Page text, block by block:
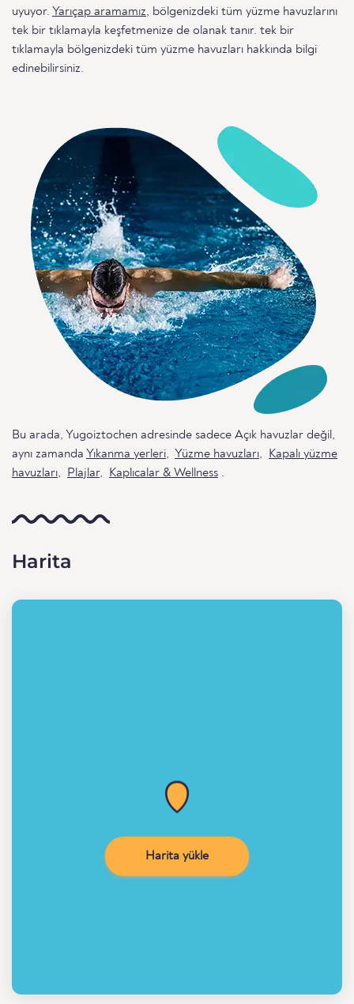
uyuyor. Yarıçap aramamız, bölgenizdeki tüm yüzme havuzlarını
tek bir tıklamayla keşfetmenize de olanak tanır. tek bir
tıklamayla bölgenizdeki tüm yüzme havuzları hakkında bilgi
edinebilirsiniz.
Bu arada, Yugoiztochen adresinde sadece Açık havuzlar değil,
aynı zamanda Yıkanma yerleri, Yüzme havuzları,
Kapalı yüzme
havuzları, Plajlar, Kaplıcalar & Wellness .
Harita
Harita yükle